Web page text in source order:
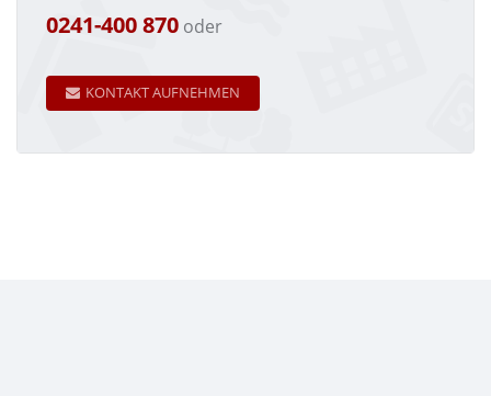
0241-400 870 oder
KONTAKT AUFNEHMEN